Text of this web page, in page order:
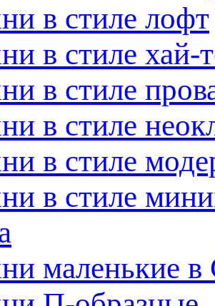
в стиле лофт
в стиле хай-
в стиле
в стиле
в стиле
в стиле
маленькие в